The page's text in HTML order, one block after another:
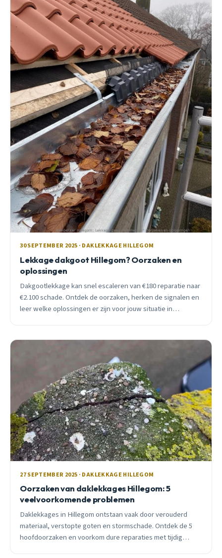
30 SEPTEMBER 2025 · DAKLEKKAGE HILLEGOM
Lekkage dakgoot Hillegom? Oorzaken en
oplossingen
Dakgootlekkage kan snel escaleren van €180 reparatie naar
€2.100 schade. Ontdek de oorzaken, herken de signalen en
leer welke oplossingen er zijn voor jouw situatie in
27 SEPTEMBER 2025 · DAKLEKKAGE HILLEGOM
Oorzaken van daklekkages Hillegom: 5
veelvoorkomende problemen
Daklekkages in Hillegom ontstaan vaak door verouderd
materiaal, verstopte goten en stormschade. Ontdek de 5
hoofdoorzaken en voorkom dure reparaties met tijdig